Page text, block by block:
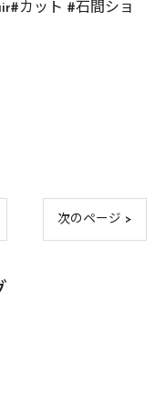
カット #石間ショ
次のページ >